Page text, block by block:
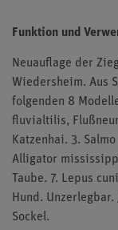
Funktion und
Neuauflage der
Wiedersheim. Aus
folgenden 8
fluvialtilis,
Katzenhai. 3.
Alligator
Taube. 7. Lepus
Hund.
Sockel.